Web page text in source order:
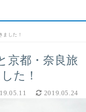
ました！
京都・奈良旅
た！
2019.05.24